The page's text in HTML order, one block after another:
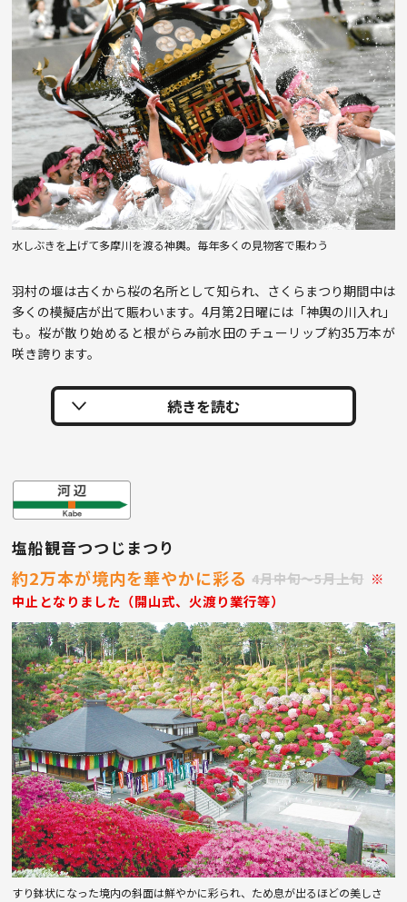
水しぶきを上げて多摩川を渡る神輿。毎年多くの見物客で賑わう
羽村の堰は古くから桜の名所として知られ、さくらまつり期間中は
多くの模擬店が出て賑わいます。4月第2日曜には「神輿の川入れ」
も。桜が散り始めると根がらみ前水田のチューリップ約35万本が
咲き誇ります。
塩船観音つつじまつり
約2万本が境内を華やかに彩る 4月中旬〜5月上旬 ※
中止となりました（開山式、火渡り業行等）
すり鉢状になった境内の斜面は鮮やかに彩られ、ため息が出るほどの美しさ